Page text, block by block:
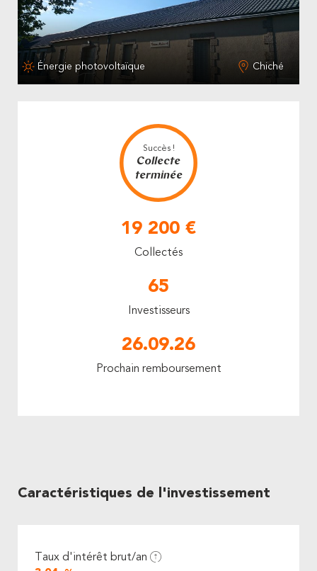
Énergie photovoltaïque Chiché
Succès !
Collecte
terminée
19 200 €
Collectés
65
Investisseurs
26.09.26
Prochain remboursement
Caractéristiques de l'investissement
Taux d'intérêt brut/an